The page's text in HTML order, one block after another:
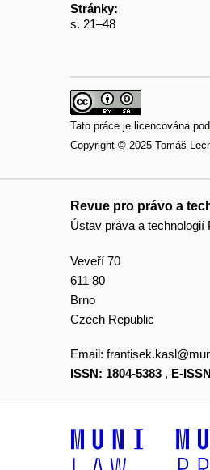
Stránky:
s. 21–48
Tato práce je licencována pod
Copyright © 2025 Tomáš
Revue pro právo a
Ústav práva a
Veveří 70
611 80
Brno
Czech Republic
Email:
ISSN: 1804-5383 , E-